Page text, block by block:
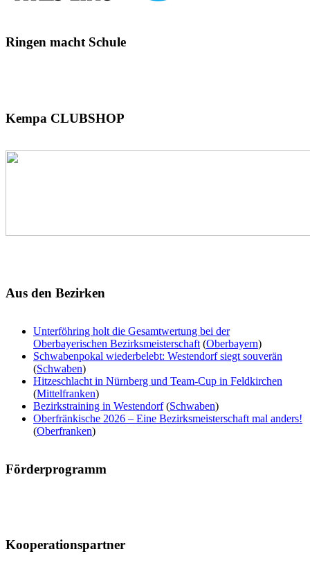
Ringen macht Schule
Kempa CLUBSHOP
Aus den Bezirken
Unterföhring holt die Gesamtwertung bei der
Oberbayerischen Bezirksmeisterschaft (Oberbayern)
Schwabenpokal wiederbelebt: Westendorf siegt souverän
(Schwaben)
Hitzeschlacht in Nürnberg und Team-Cup in Feldkirchen
(Mittelfranken)
Bezirkstraining in Westendorf (Schwaben)
Oberfränkische 2026 – Eine Bezirksmeisterschaft mal anders!
(Oberfranken)
Förderprogramm
Kooperationspartner